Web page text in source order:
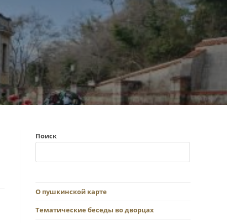
Поиск
О пушкинской карте
Тематические беседы во дворцах